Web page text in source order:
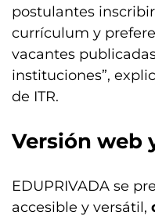
postulantes
currículum y
vacantes
instituciones”,
de ITR.
Versión web
EDUPRIVADA se
accesible y versátil,